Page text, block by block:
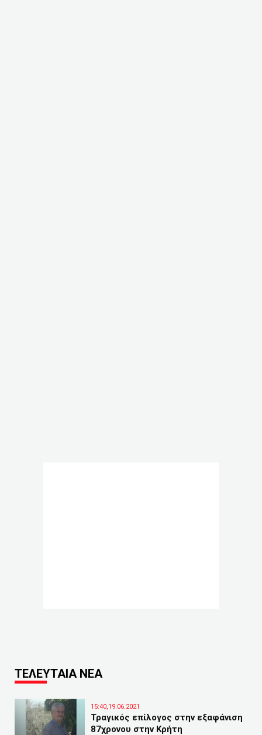
ΤΕΛΕΥΤΑΙΑ ΝΕΑ
15:40,19.06.2021
Τραγικός επίλογος στην εξαφάνιση
87χρονου στην Κρήτη